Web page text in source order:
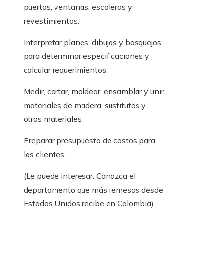
puertas, ventanas, escaleras y
revestimientos.
Interpretar planes, dibujos y bosquejos
para determinar especificaciones y
calcular requerimientos.
Medir, cortar, moldear, ensamblar y unir
materiales de madera, sustitutos y
otros materiales.
Preparar presupuesto de costos para
los clientes.
(Le puede interesar: Conozca el
departamento que más remesas desde
Estados Unidos recibe en Colombia).